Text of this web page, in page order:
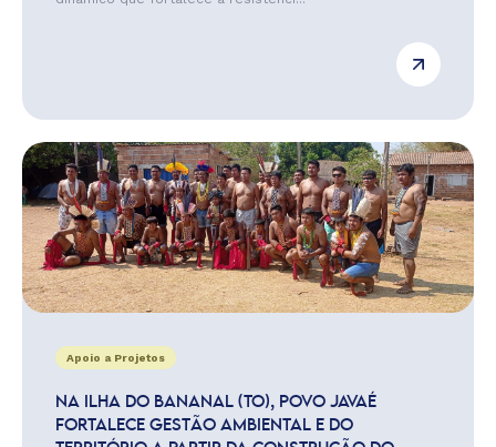
Apoio a Projetos
NA ILHA DO BANANAL (TO), POVO JAVAÉ
FORTALECE GESTÃO AMBIENTAL E DO